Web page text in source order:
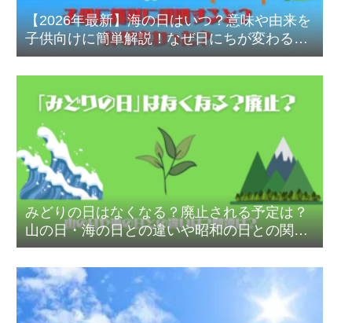
【2026年最新】海の日はいつ？意味や由来を
子供向けに簡単解説！なぜ日にちが変わるの
かも紹介
みどりの日はなくなる？廃止される予定は？
山の日・海の日との違いや昭和の日との関係
も解説